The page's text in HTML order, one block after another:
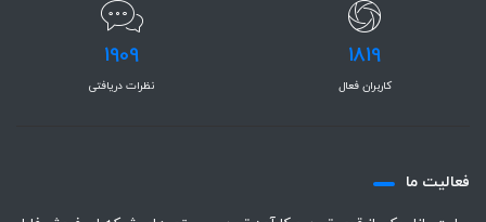
1819
کاربران فعال
1909
نظرات دریافتی
فعاليت ما